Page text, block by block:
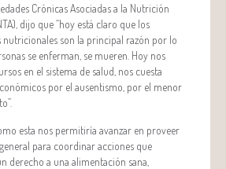
Crónicas Asociadas a la Nutrición
dijo que “hoy está claro que los
nutricionales son la principal razón por lo
se enferman, se mueren. Hoy nos
en el sistema de salud, nos cuesta
por el ausentismo, por el menor
esta nos permitiría avanzar en proveer
para coordinar acciones que
derecho a una alimentación sana,